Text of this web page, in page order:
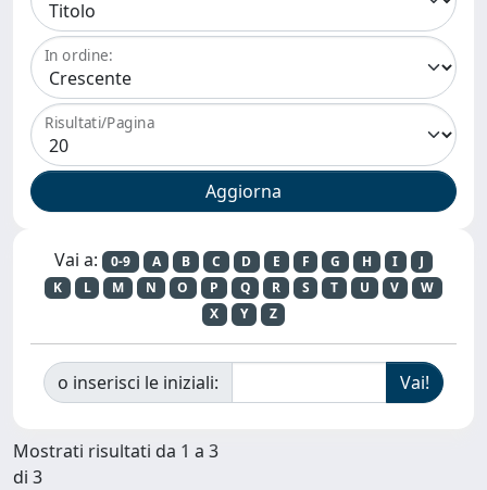
In ordine:
Risultati/Pagina
Vai a: 0-9 A B C D E F G H I
J
K
L M N O P Q R S T U V
W
X
Y Z
o inserisci le iniziali:
Mostrati risultati da 1 a 3
di 3